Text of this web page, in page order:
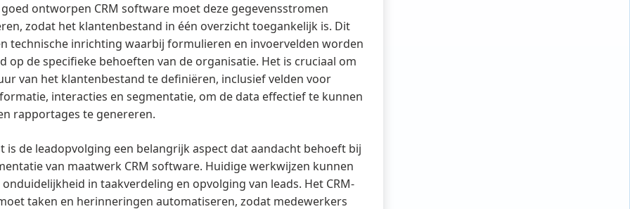
goed ontworpen CRM software moet deze gegevensstromen
zodat het klantenbestand in één overzicht toegankelijk is. Dit
technische inrichting waarbij formulieren en invoervelden worden
op de specifieke behoeften van de organisatie. Het is cruciaal om
van het klantenbestand te definiëren, inclusief velden voor
interacties en segmentatie, om de data effectief te kunnen
rapportages te genereren.
is de leadopvolging een belangrijk aspect dat aandacht behoeft bij
van maatwerk CRM software. Huidige werkwijzen kunnen
in taakverdeling en opvolging van leads. Het CRM-
taken en herinneringen automatiseren, zodat medewerkers